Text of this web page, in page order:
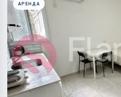
АРЕНДА